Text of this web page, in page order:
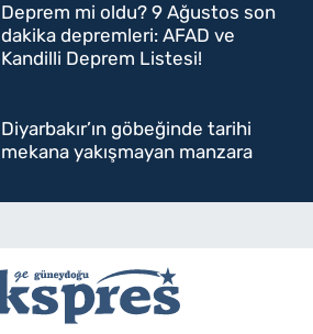
Deprem mi oldu? 9 Ağustos son
dakika depremleri: AFAD ve
Kandilli Deprem Listesi!
Diyarbakır’ın göbeğinde tarihi
mekana yakışmayan manzara